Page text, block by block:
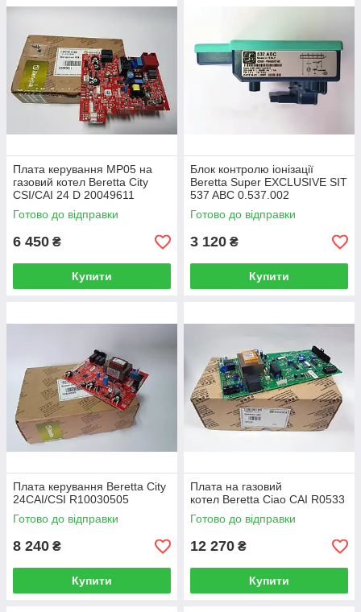
Плата керування MP05 на
газовий котел Beretta City
CSI/CAI 24 D 20049611
Готово до відправки
6 450 ₴
Купити
Блок контролю іонізації
Beretta Super EXCLUSIVE SIT
537 ABC 0.537.002
Готово до відправки
3 120 ₴
Купити
Плата керування Beretta City
24CAI/CSI R10030505
Готово до відправки
8 240 ₴
Купити
Плата на газовий
котел Beretta Ciao CAI R0533
Готово до відправки
12 270 ₴
Купити